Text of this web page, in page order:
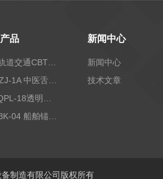
品 新闻中心
新闻中心
技术文章
制造有限公司版权所有